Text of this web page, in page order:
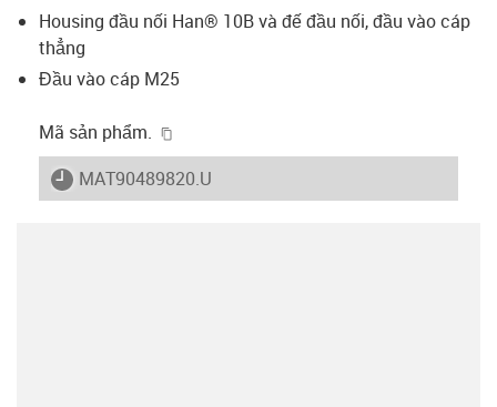
Housing đầu nối Han® 10B và đế đầu nối, đầu vào cáp
thẳng
Đầu vào cáp M25
Mã sản phẩm.
igus-icon-lieferzeit
MAT90489820.U